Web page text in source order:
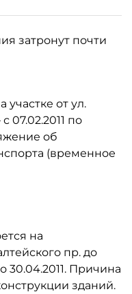
затронут почти
участке от ул.
07.02.2011 по
об
(временное
на
пр. до
30.04.2011. Причина
зданий.